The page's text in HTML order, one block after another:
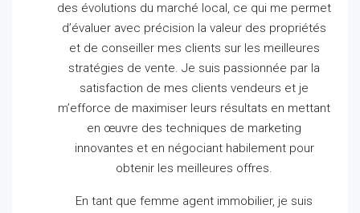
des évolutions du marché local, ce qui me permet
d’évaluer avec précision la valeur des propriétés
et de conseiller mes clients sur les meilleures
stratégies de vente.Je suis passionnée par la
satisfaction de mes clients vendeurs et je
m’efforce de maximiser leurs résultats en mettant
en œuvre des techniques de marketing
innovantes et en négociant habilement pour
obtenir les meilleures offres.
En tant que femme agent immobilier, je suis